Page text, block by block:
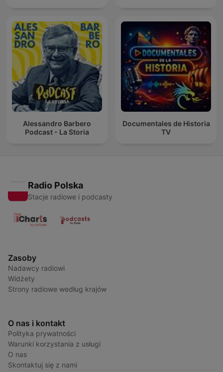
Alessandro Barbero
Podcast - La Storia
Documentales de Historia
TV
Radio Polska
Stacje radiowe i podcasty
Zasoby
Nadawcy radiowi
Widżety
Strony radiowe według krajów
O nas i kontakt
Polityka prywatności
Warunki korzystania z usługi
O nas
Skontaktuj się z nami